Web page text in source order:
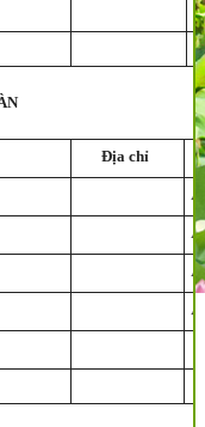
Địa chỉ